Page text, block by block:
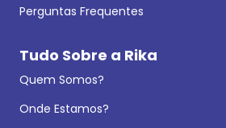
Perguntas Frequentes
Tudo Sobre a Rika
Quem Somos?
Onde Estamos?